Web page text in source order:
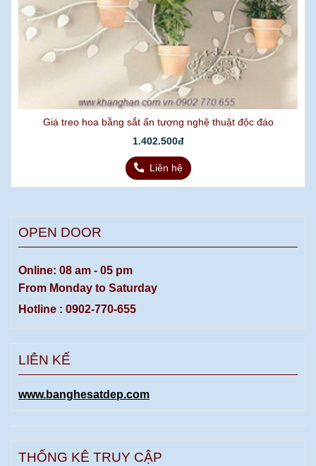
Giá treo hoa bằng sắt ấn tượng nghệ thuật độc đáo
1.402.500đ
Liên hệ
OPEN DOOR
Online: 08 am - 05 pm
From Monday to Saturday
Hotline : 0902-770-655
LIÊN KẾ
www.banghesatdep.com
THỐNG KÊ TRUY CẬP